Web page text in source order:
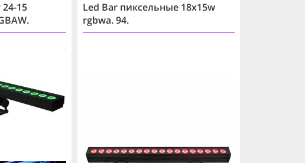
15
Led Bar пиксельные 18х15w
rgbwa. 94.